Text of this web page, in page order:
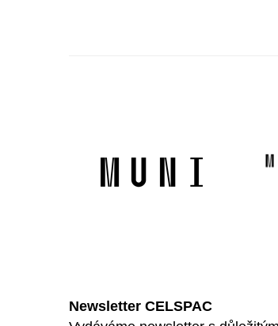
Newsletter CELSPAC